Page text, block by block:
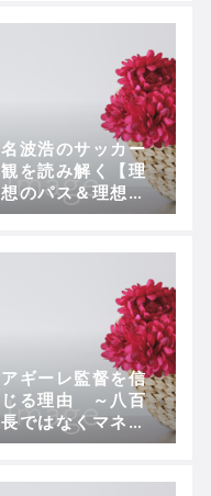
名波浩のサッカー
観を読み解く【理
想のパス＆理想の
MF編】
アギーレ監督を信
じる理由 ～八百
長ではなくマネー
ロンダリングの可